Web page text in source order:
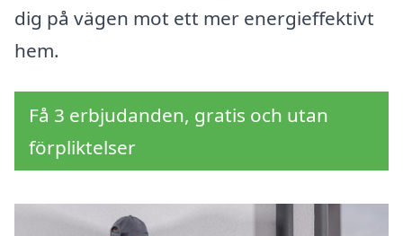
dig på vägen mot ett mer energieffektivt
hem.
Få 3 erbjudanden, gratis och utan
förpliktelser